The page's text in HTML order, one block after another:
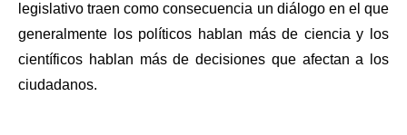
legislativo traen como consecuencia un diálogo en el que
generalmente los políticos hablan más de ciencia y los
científicos hablan más de decisiones que afectan a los
ciudadanos.